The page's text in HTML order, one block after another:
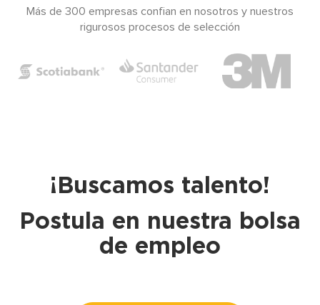
Más de 300 empresas confian en nosotros y nuestros
rigurosos procesos de selección
¡Buscamos talento!
Postula en nuestra bolsa
de empleo